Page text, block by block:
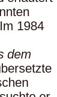
1984
dem